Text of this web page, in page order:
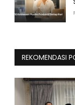
REKOMENDASI